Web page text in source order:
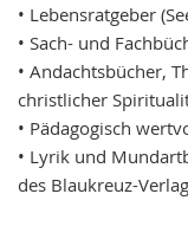
• Lebensratgeber
• Sach- und
• Andachtsbücher,
christlicher
• Pädagogisch
• Lyrik und
des Blaukreuz-